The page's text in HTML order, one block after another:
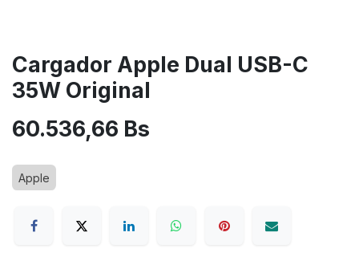
Cargador Apple Dual USB-C
35W Original
60.536,66 Bs
Apple